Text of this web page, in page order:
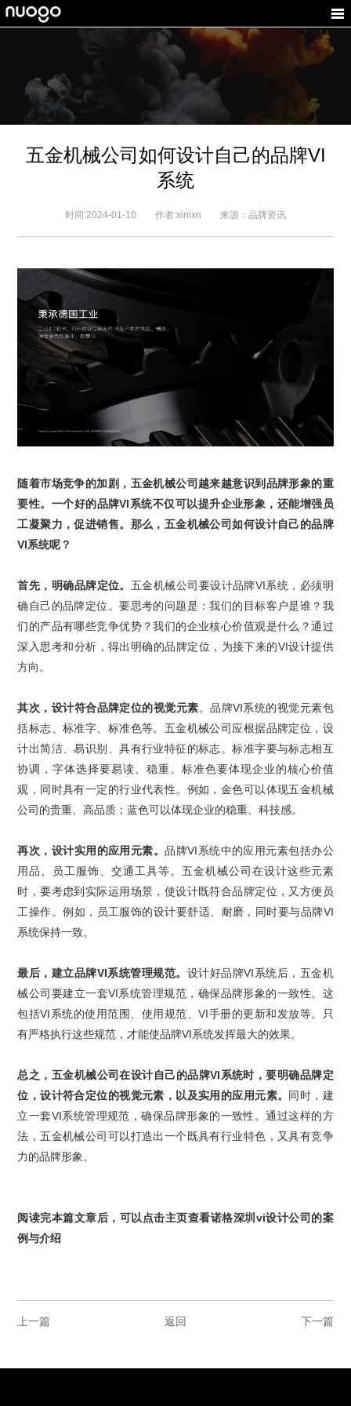
五金机械公司如何设计自己的品牌VI
系统
时间:2024-01-10 作者:xinixn 来源：品牌资讯
随着市场竞争的加剧， 五金机械公司越来越意识到品牌形象的重
要性。一个好的品牌VI系统不仅可以提升企业形象，还能增强员
工凝聚力，促进销售。那么， 五金机械公司如何设计自己的品牌
VI系统呢？
首先，明确品牌定位。 五金机械公司要设计品牌VI系统 ，必须明
确自己的品牌定位。要思考的问题是：我们的目标客户是谁？我
们的产品有哪些竞争优势？我们的企业核心价值观是什么？通过
深入思考和分析，得出明确的品牌定位，为接下来的VI设计提供
方向。
其次，设计符合品牌定位的视觉元素。品牌VI系统的视觉元素包
括标志、标准字、标准色等。 五金机械公司应根据品牌定位，设
计出简洁、易识别、具有行业特征的标志。标准字要与标志相互
协调，字体选择要易读、稳重。标准色要体现企业的核心价值
观，同时具有一定的行业代表性。例如，金色可以体现五金机械
公司的贵重、高品质；蓝色可以体现企业的稳重、科技感。
再次，设计实用的应用元素。品牌VI系统中的应用元素包括办公
用品、员工服饰、交通工具等。五金机械公司在设计这些元素
时，要考虑到实际运用场景，使设计既符合品牌定位，又方便员
工操作。例如，员工服饰的设计要舒适、耐磨，同时要与品牌VI
系统保持一致。
最后，建立品牌VI系统管理规范。 设计好品牌VI系统后，五金机
械公司要建立一套VI系统管理规范，确保品牌形象的一致性。这
包括VI系统的使用范围、使用规范、VI手册的更新和发放等。只
有严格执行这些规范，才能使品牌VI系统发挥最大的效果。
总之，五金机械公司在设计自己的品牌VI系统时，要明确品牌定
位，设计符合定位的视觉元素，以及实用的应用元素。 同时，建
立一套VI系统管理规范，确保品牌形象的一致性。通过这样的方
法，五金机械公司可以打造出一个既具有行业特色，又具有竞争
力的品牌形象。
阅读完本篇文章后，可以 点击主页查看诺格深圳vi设计公司的案
例与介绍
上一篇 下一篇
返回